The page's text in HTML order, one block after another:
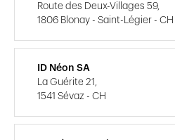
Route des Deux-Villages 59,
1806 Blonay - Saint-Légier - CH
ID Néon SA
La Guérite 21,
1541 Sévaz - CH